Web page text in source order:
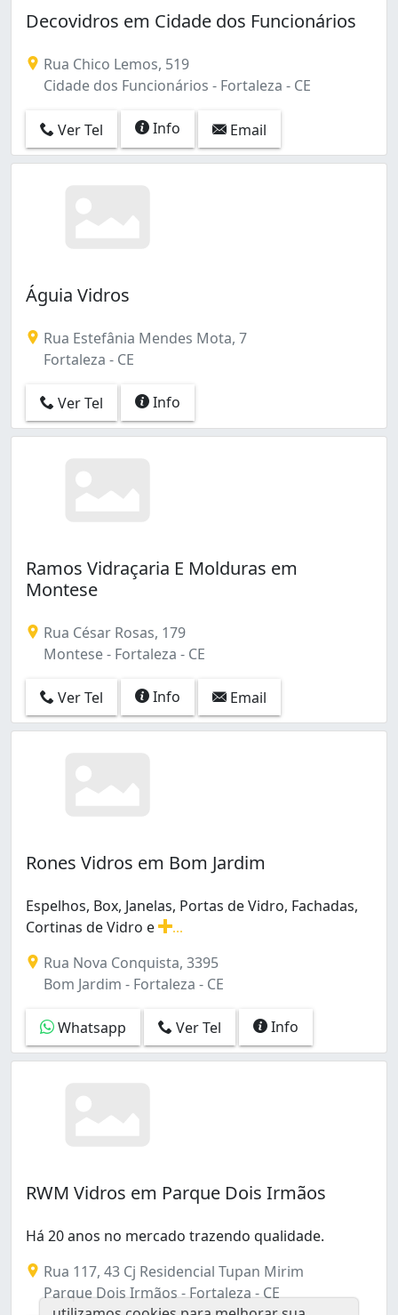
Decovidros em Cidade dos Funcionários
Rua Chico Lemos, 519
Cidade dos Funcionários - Fortaleza - CE
Ver Tel Info Email
Águia Vidros
Rua Estefânia Mendes Mota, 7
Fortaleza - CE
Ver Tel Info
Ramos Vidraçaria E Molduras em
Montese
Rua César Rosas, 179
Montese - Fortaleza - CE
Ver Tel Info Email
Rones Vidros em Bom Jardim
Espelhos, Box, Janelas, Portas de Vidro, Fachadas,
Cortinas de Vidro e
Rua Nova Conquista, 3395
Bom Jardim - Fortaleza - CE
Whatsapp Ver Tel Info
RWM Vidros em Parque Dois Irmãos
Há 20 anos no mercado trazendo qualidade.
Rua 117, 43 Cj Residencial Tupan Mirim
Parque Dois Irmãos - Fortaleza - CE